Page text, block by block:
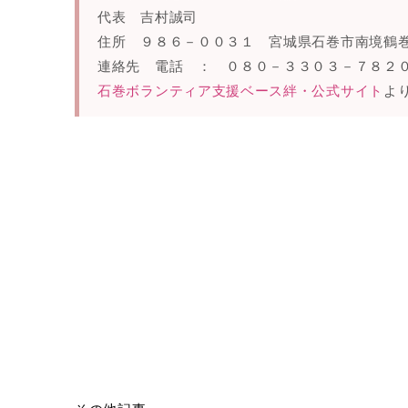
代表 吉村誠司
住所 ９８６－００３１ 宮城県石巻市南境鶴
連絡先 電話 ： ０８０－３３０３－７８２
石巻ボランティア支援ベース絆・公式サイト より